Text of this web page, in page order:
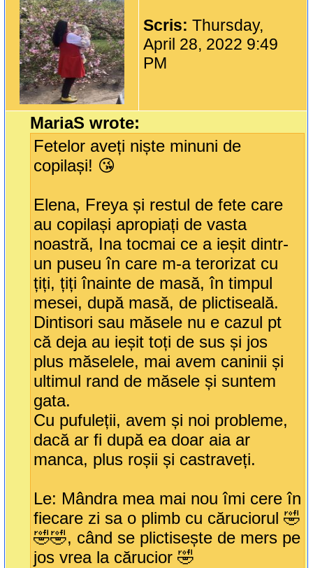
Scris:Thursday,
April 28, 2022 9:49
PM
MariaS wrote:
Fetelor aveți niște minuni de
copilași! 😘
Elena, Freya și restul de fete care
au copilași apropiați de vasta
noastră, Ina tocmai ce a ieșit dintr-
un puseu în care m-a terorizat cu
țiți, țiți înainte de masă, în timpul
mesei, după masă, de plictiseală.
Dintisori sau măsele nu e cazul pt
că deja au ieșit toți de sus și jos
plus măselele, mai avem caninii și
ultimul rand de măsele și suntem
gata.
Cu pufuleții, avem și noi probleme,
dacă ar fi după ea doar aia ar
manca, plus roșii și castraveți.
Le: Mândra mea mai nou îmi cere în
fiecare zi sa o plimb cu căruciorul 🤣
🤣🤣, când se plictisește de mers pe
jos vrea la cărucior 🤣